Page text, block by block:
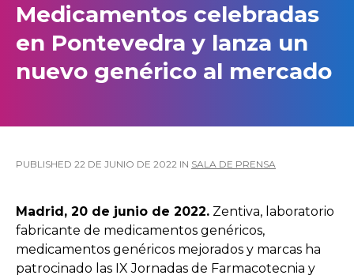
Medicamentos celebradas
en Pontevedra y lanza un
nuevo genérico al mercado
PUBLISHED 22 DE JUNIO DE 2022 IN SALA DE PRENSA
Madrid, 20 de junio de 2022. Zentiva, laboratorio
fabricante de medicamentos genéricos,
medicamentos genéricos mejorados y marcas ha
patrocinado las IX Jornadas de Farmacotecnia y